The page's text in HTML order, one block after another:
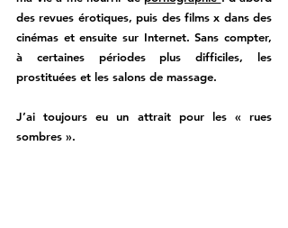
des revues érotiques, puis des films x dans des
cinémas et ensuite sur Internet. Sans compter,
à certaines périodes plus difficiles, les
prostituées et les salons de massage.
J’ai toujours eu un attrait pour les « rues
sombres ».